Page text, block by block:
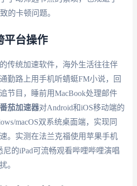
的卡顿问题。
平台操作
传统加速软件，海外生活往往伴
勤路上用手机听蜻蜓FM小说，回
节目，睡前用MacBook处理邮件
番茄加速器对Android和iOS移动端的
macOS双系统桌面端，实现同
。实测在法兰克福使用苹果手机
的iPad可流畅观看哔哩哔哩演唱
。